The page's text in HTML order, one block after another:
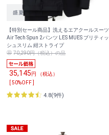
【特別セール商品】洗えるエアクールスーツ
Air Tech Spun 2パンツ LES MUES ブリティッ
シュスリム 紺ストライプ
70,290円（税込）の品
35,145円 （税込）
[ 50%OFF ]
4.8(9件)